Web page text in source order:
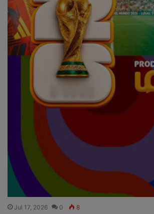
Jul 17, 2026 0 8